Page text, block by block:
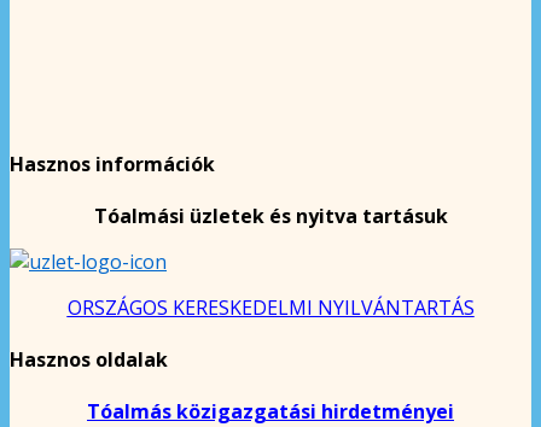
Hasznos információk
Tóalmási üzletek és nyitva tartásuk
ORSZÁGOS KERESKEDELMI NYILVÁNTARTÁS
Hasznos oldalak
Tóalmás közigazgatási hirdetményei